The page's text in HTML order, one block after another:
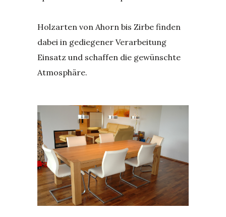
Holzarten von Ahorn bis Zirbe finden
dabei in gediegener Verarbeitung
Einsatz und schaffen die gewünschte
Atmosphäre.